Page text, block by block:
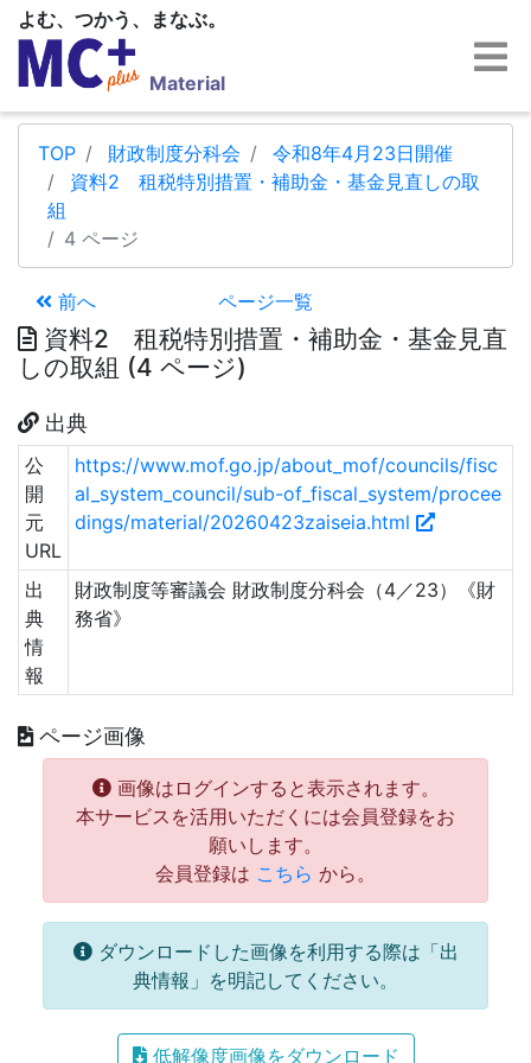
よむ、つかう、まなぶ。
Material
TOP 財政制度分科会
令和8年4月23日開催
資料2 租税特別措置・補助金・基金見直しの取
組
4 ページ
前へ ページ一覧
資料2 租税特別措置・補助金・基金見直
しの取組 (4 ページ)
出典
公
開
元
URL
https://www.mof.go.jp/about_mof/councils/fisc
al_system_council/sub-of_fiscal_system/procee
dings/material/20260423zaiseia.html
出
典
情
報
財政制度等審議会 財政制度分科会（4／23）《財
務省》
ページ画像
画像はログインすると表示されます。
本サービスを活用いただくには会員登録をお
願いします。
会員登録は こちら から。
ダウンロードした画像を利用する際は「出
典情報」を明記してください。
低解像度画像をダウンロード